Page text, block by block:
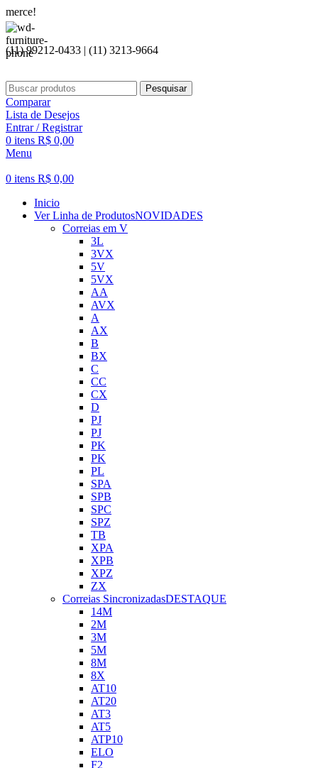
(11) 99212-0433 | (11) 3213-9664
Pesquisar
Comparar
Lista de Desejos
Entrar / Registrar
0 itens R$ 0,00
Menu
0 itens R$ 0,00
Inicio
Ver Linha de ProdutosNOVIDADES
Correias em V
3L
3VX
5V
5VX
AA
AVX
A
AX
B
BX
C
CC
CX
D
PJ
PJ
PK
PK
PL
SPA
SPB
SPC
SPZ
TB
XPA
XPB
XPZ
ZX
Correias SincronizadasDESTAQUE
14M
2M
3M
5M
8M
8X
AT10
AT20
AT3
AT5
ATP10
ELO
F2